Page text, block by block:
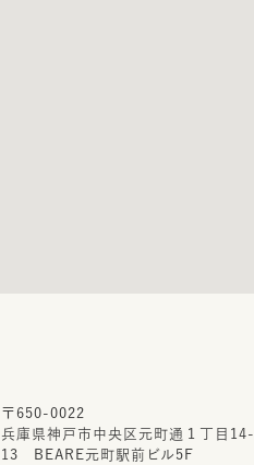
〒650-0022
兵庫県神戸市中央区元町通１丁目14-
13 BEARE元町駅前ビル5F